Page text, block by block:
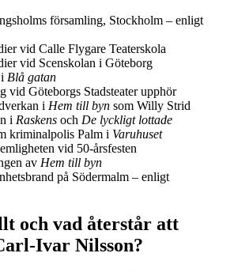
församling, Stockholm – enligt
vid Calle Flygare Teaterskola
vid Scenskolan i Göteborg
Blå gatan
vid Göteborgs Stadsteater upphör
i Hem till byn som Willy Strid
i Raskens och De lyckligt lottade
kriminalpolis Palm i Varuhuset
vid 50-årsfesten
av Hem till byn
på Södermalm – enligt
och vad återstår att
Ivar Nilsson?